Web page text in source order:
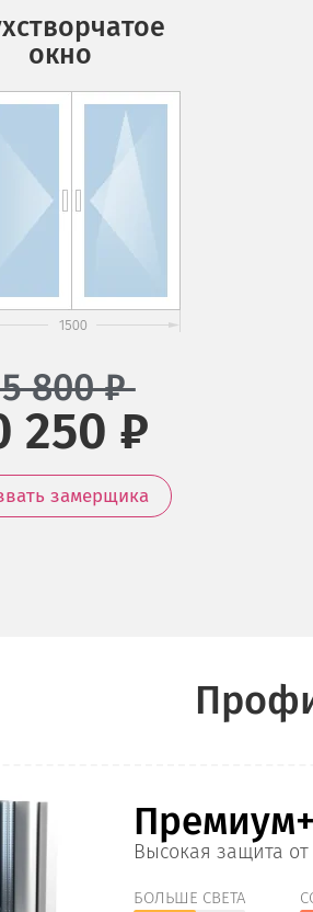
окно
800₽
250 ₽
замерщика
Премиум+
Высокая защита
БОЛЬШЕ СВЕТА